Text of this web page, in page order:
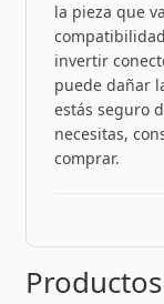
la pieza que
invertir
puede dañar
estás seguro
necesitas,
comprar.